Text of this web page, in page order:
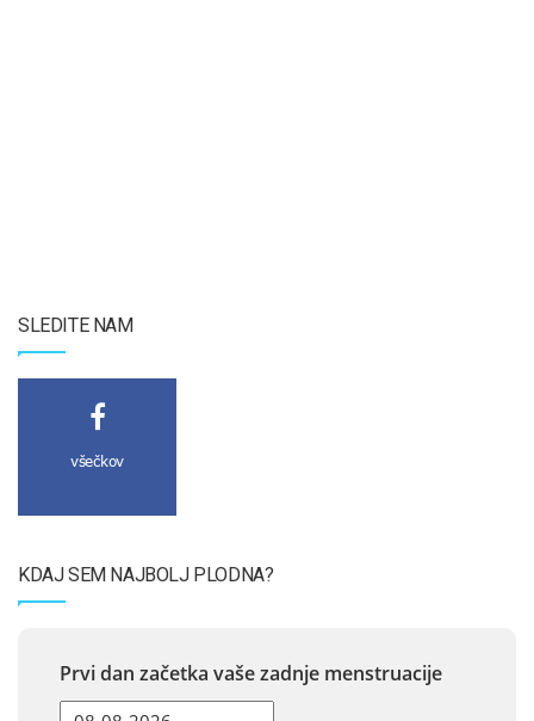
SLEDITE NAM
všečkov
KDAJ SEM NAJBOLJ PLODNA?
Prvi dan začetka vaše zadnje menstruacije